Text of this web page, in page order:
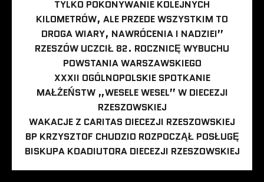
TYLKO POKONYWANIE KOLEJNYCH
KILOMETRÓW, ALE PRZEDE WSZYSTKIM TO
DROGA WIARY, NAWRÓCENIA I NADZIEI”
RZESZÓW UCZCIŁ 82. ROCZNICĘ WYBUCHU
POWSTANIA WARSZAWSKIEGO
XXXII OGÓLNOPOLSKIE SPOTKANIE
MAŁŻEŃSTW „WESELE WESEL” W DIECEZJI
RZESZOWSKIEJ
WAKACJE Z CARITAS DIECEZJI RZESZOWSKIEJ
BP KRZYSZTOF CHUDZIO ROZPOCZĄŁ POSŁUGĘ
BISKUPA KOADIUTORA DIECEZJI RZESZOWSKIEJ